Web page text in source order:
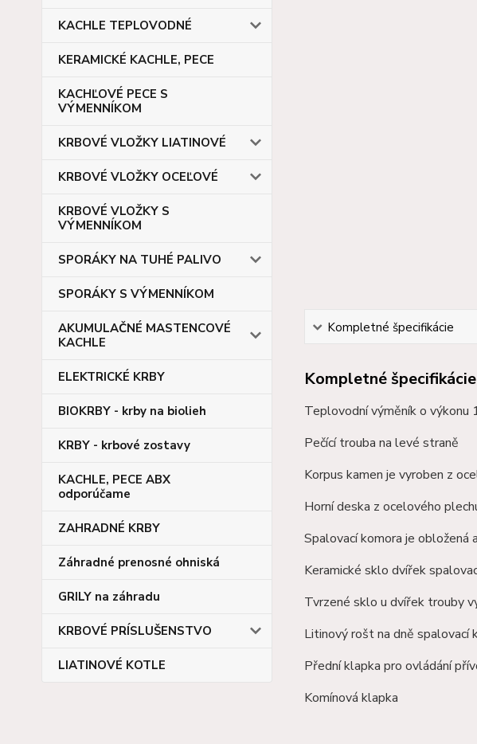
KACHLE TEPLOVODNÉ
KERAMICKÉ KACHLE, PECE
KACHĽOVÉ PECE S
VÝMENNÍKOM
KRBOVÉ VLOŽKY LIATINOVÉ
KRBOVÉ VLOŽKY OCEĽOVÉ
KRBOVÉ VLOŽKY S
VÝMENNÍKOM
SPORÁKY NA TUHÉ PALIVO
SPORÁKY S VÝMENNÍKOM
AKUMULAČNÉ MASTENCOVÉ
KACHLE
ELEKTRICKÉ KRBY
BIOKRBY - krby na biolieh
KRBY - krbové zostavy
KACHLE, PECE ABX
odporúčame
ZAHRADNÉ KRBY
Záhradné prenosné ohniská
GRILY na záhradu
KRBOVÉ PRÍSLUŠENSTVO
LIATINOVÉ KOTLE
Kompletné špecifikácie
Kompletné špecifikácie
Teplovodní výměník o výkonu
Pečící trouba na levé straně
Korpus kamen je vyroben z
Horní deska z ocelového
Spalovací komora je obložená
Keramické sklo dvířek
Tvrzené sklo u dvířek trouby
Litinový rošt na dně spalovací
Přední klapka pro ovládání
Komínová klapka